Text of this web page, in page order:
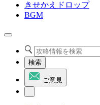
きせかえドロップ
BGM
検索
ご意見